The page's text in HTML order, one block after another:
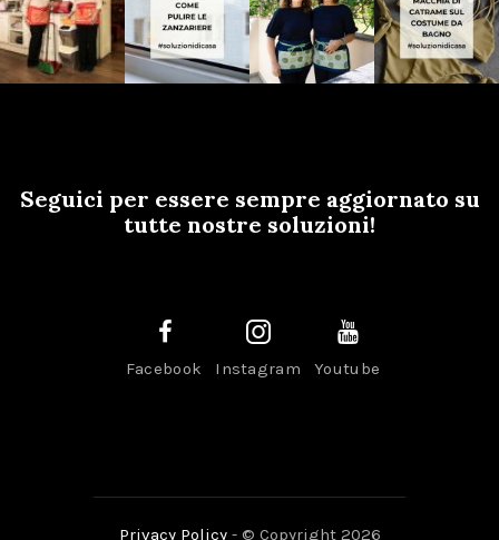
Seguici per essere sempre aggiornato su
tutte nostre soluzioni!
Facebook Instagram Youtube
Privacy Policy- © Copyright 2026